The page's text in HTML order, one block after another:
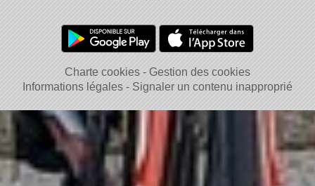
Charte cookies
Gestion des cookies
Informations légales
Signaler un contenu inapproprié